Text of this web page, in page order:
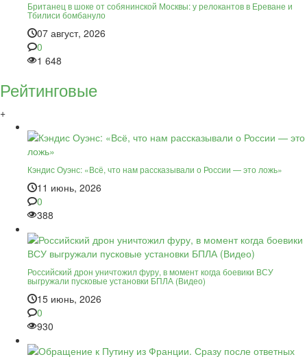
Британец в шоке от собянинской Москвы: у релокантов в Ереване и
Тбилиси бомбануло
07 август, 2026
0
1 648
Рейтинговые
+
Кэндис Оуэнс: «Всё, что нам рассказывали о России — это ложь»
11 июнь, 2026
0
388
Российский дрон уничтожил фуру, в момент когда боевики ВСУ
выгружали пусковые установки БПЛА (Видео)
15 июнь, 2026
0
930